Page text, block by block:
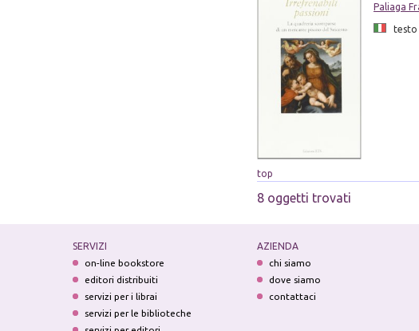
Paliaga
testo
top
8 oggetti trovati
SERVIZI
on-line bookstore
editori distribuiti
servizi per i librai
servizi per le biblioteche
AZIENDA
chi siamo
dove siamo
contattaci